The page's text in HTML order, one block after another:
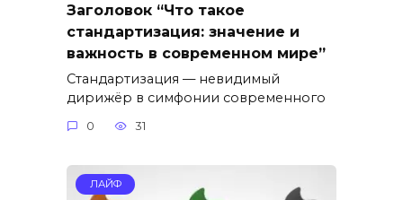
Заголовок “Что такое
стандартизация: значение и
важность в современном мире”
Стандартизация — невидимый
дирижёр в симфонии современного
0 31
ЛАЙФ